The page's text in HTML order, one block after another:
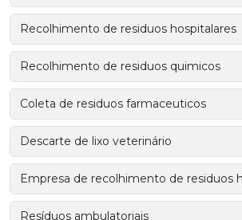
Recolhimento de residuos hospitalares
Recolhimento de residuos quimicos
Coleta de residuos farmaceuticos
Descarte de lixo veterinário
Empresa de recolhimento de residuos
Resíduos ambulatoriais